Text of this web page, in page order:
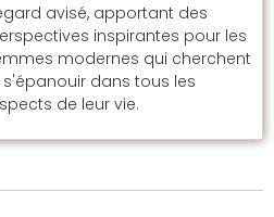
avisé, apportant des
inspirantes pour les
modernes qui cherchent
s'épanouir dans tous les
de leur vie.